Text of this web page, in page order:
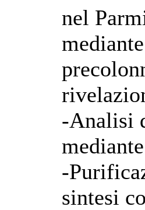
nel
-Analisi
-
sintesi